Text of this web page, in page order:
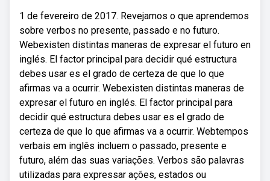
1 de fevereiro de 2017. Revejamos o que aprendemos
sobre verbos no presente, passado e no futuro.
Webexisten distintas maneras de expresar el futuro en
inglés. El factor principal para decidir qué estructura
debes usar es el grado de certeza de que lo que
afirmas va a ocurrir. Webexisten distintas maneras de
expresar el futuro en inglés. El factor principal para
decidir qué estructura debes usar es el grado de
certeza de que lo que afirmas va a ocurrir. Webtempos
verbais em inglês incluem o passado, presente e
futuro, além das suas variações. Verbos são palavras
utilizadas para expressar ações, estados ou